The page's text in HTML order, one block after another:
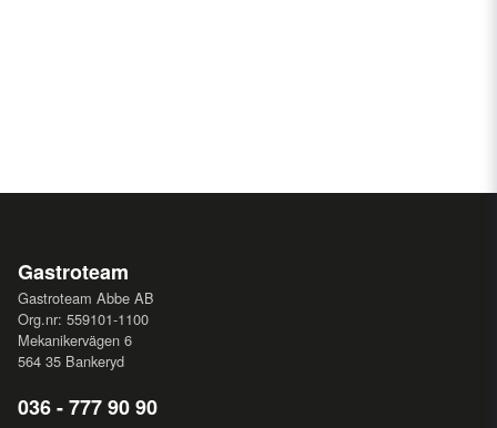
Gastroteam
Gastroteam Abbe AB
Org.nr: 559101-1100
Mekanikervägen 6
564 35 Bankeryd
036 - 777 90 90